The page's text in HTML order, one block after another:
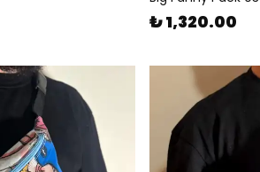
₺ 1,320.00